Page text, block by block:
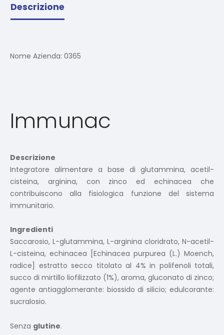
Descrizione
Nome Azienda: 0365
Immunac
Descrizione
Integratore alimentare a base di glutammina, acetil-
cisteina, arginina, con zinco ed echinacea che
contribuiscono alla fisiologica funzione del sistema
immunitario.
Ingredienti
Saccarosio, L-glutammina, L-arginina cloridrato, N-acetil-
L-cisteina, echinacea [Echinacea purpurea (L.) Moench,
radice] estratto secco titolato al 4% in polifenoli totali,
succo di mirtillo liofilizzato (1%), aroma, gluconato di zinco;
agente antiagglomerante: biossido di silicio; edulcorante:
sucralosio.
Senza glutine.